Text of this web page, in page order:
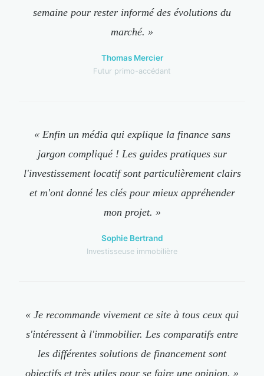
semaine pour rester informé des évolutions du
marché. »
Thomas Mercier
Futur primo-accédant
« Enfin un média qui explique la finance sans
jargon compliqué ! Les guides pratiques sur
l'investissement locatif sont particulièrement clairs
et m'ont donné les clés pour mieux appréhender
mon projet. »
Sophie Bertrand
Investisseuse immobilière
« Je recommande vivement ce site à tous ceux qui
s'intéressent à l'immobilier. Les comparatifs entre
les différentes solutions de financement sont
objectifs et très utiles pour se faire une opinion. »